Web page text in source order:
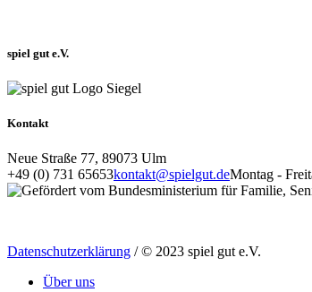
spiel gut e.V.
Kontakt
Neue Straße 77, 89073 Ulm
+49 (0) 731 65653kontakt@spielgut.deMontag -
Datenschutzerklärung / © 2023 spiel gut e.V.
Über uns